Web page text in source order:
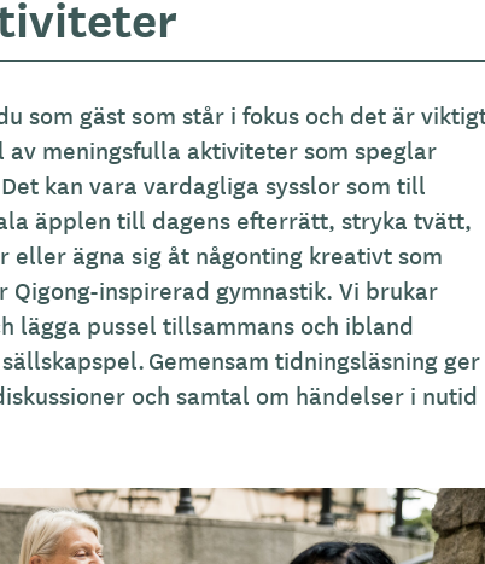
som gäst som står i fokus och det är
meningsfulla aktiviteter som speglar
kan vara vardagliga sysslor som till
äpplen till dagens efterrätt, stryka tvätt,
eller ägna sig åt någonting kreativt som
Qigong-inspirerad gymnastik. Vi brukar
lägga pussel tillsammans och ibland
Gemensam tidningsläsning ger
och samtal om händelser i nutid